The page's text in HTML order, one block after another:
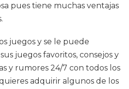
pues tiene muchas ventajas
juegos y se le puede
juegos favoritos, consejos y
y rumores 24/7 con todos los
adquirir algunos de los